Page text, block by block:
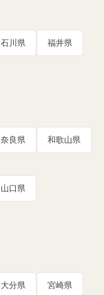
石川県 福井県
奈良県 和歌山県
山口県
大分県 宮崎県